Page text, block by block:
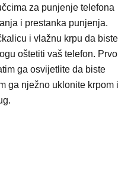
za punjenje telefona
i prestanka punjenja.
i vlažnu krpu da biste
oštetiti vaš telefon. Prvo
ga osvijetlite da biste
ga nježno uklonite krpom i